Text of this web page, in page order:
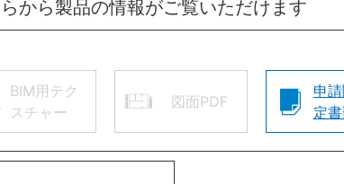
から製品の情報がご覧いただけます
BIM用テク
スチャー
図面PDF
申
定